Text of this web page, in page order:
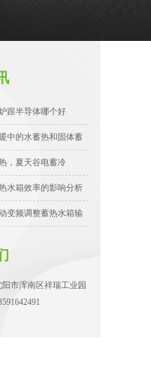
跟半导体哪个好
中的水蓄热和固体蓄
，夏天谷电蓄冷
水箱效率的影响分析
变频调整蓄热水箱输
市浑南区祥瑞工业园